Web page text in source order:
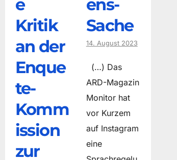
e
Kritik
an der
Enque
te-
Komm
ission
zur
ens-
Sache
14. August 2023
(…) Das
ARD-Magazin
Monitor hat
vor Kurzem
auf Instagram
eine